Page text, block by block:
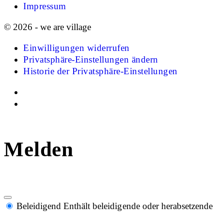
Impressum
© 2026 - we are village
Einwilligungen widerrufen
Privatsphäre-Einstellungen ändern
Historie der Privatsphäre-Einstellungen
Melden
Beleidigend Enthält beleidigende oder herabsetzende